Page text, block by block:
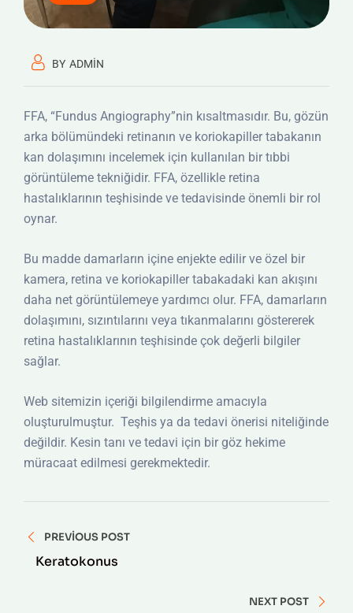
BY ADMIN
FFA, “Fundus Angiography”nin kısaltmasıdır. Bu, gözün
arka bölümündeki retinanın ve koriokapiller tabakanın
kan dolaşımını incelemek için kullanılan bir tıbbi
görüntüleme tekniğidir. FFA, özellikle retina
hastalıklarının teşhisinde ve tedavisinde önemli bir rol
oynar.
Bu madde damarların içine enjekte edilir ve özel bir
kamera, retina ve koriokapiller tabakadaki kan akışını
daha net görüntülemeye yardımcı olur. FFA, damarların
dolaşımını, sızıntılarını veya tıkanmalarını göstererek
retina hastalıklarının teşhisinde çok değerli bilgiler
sağlar.
Web sitemizin içeriği bilgilendirme amacıyla
oluşturulmuştur. Teşhis ya da tedavi önerisi niteliğinde
değildir. Kesin tanı ve tedavi için bir göz hekime
müracaat edilmesi gerekmektedir.
Yazı
gezinmesi
PREVIOUS POST
Keratokonus
NEXT POST